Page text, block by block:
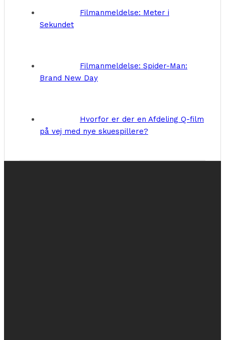
Filmanmeldelse: Meter i
Sekundet
Filmanmeldelse: Spider-Man:
Brand New Day
Hvorfor er der en Afdeling Q-film
på vej med nye skuespillere?